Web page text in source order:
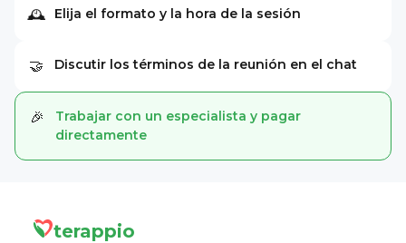
🕰 Elija el formato y la hora de la sesión
🤝 Discutir los términos de la reunión en el chat
🎉
Trabajar con un especialista y pagar
directamente
terappio